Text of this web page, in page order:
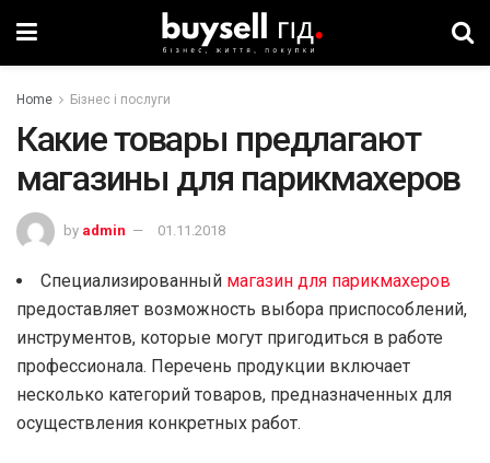
Home Бізнес і послуги
Какие товары предлагают
магазины для парикмахеров
by admin 01.11.2018
Специализированный магазин для парикмахеров
предоставляет возможность выбора приспособлений,
инструментов, которые могут пригодиться в работе
профессионала. Перечень продукции включает
несколько категорий товаров, предназначенных для
осуществления конкретных работ.